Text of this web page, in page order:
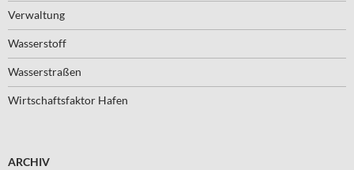
Verwaltung
Wasserstoff
Wasserstraßen
Wirtschaftsfaktor Hafen
ARCHIV